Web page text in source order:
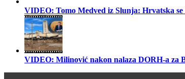
VIDEO: Tomo Medved iz Slunja: Hrvatska
VIDEO: Milinović nakon nalaza DORH-a